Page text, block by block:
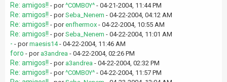
Re: amigos!! - por^C0MB0Y^ - 04-21-2004, 11:44 PM
Re: amigos!! - porSeba_Nenem - 04-22-2004, 04:12 AM
Re: amigos!! - porenfhermox - 04-22-2004, 10:55 AM
Re: amigos!! - porSeba_Nenem - 04-22-2004, 11:01 AM
- - pormaesis14- 04-22-2004, 11:46 AM
foro - por a3andrea - 04-22-2004, 02:26 PM
Re: amigos!! - por a3andrea - 04-22-2004, 02:32 PM
Re: amigos!! - por^C0MB0Y^ - 04-22-2004, 11:57 PM